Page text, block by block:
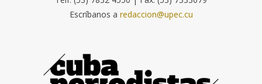
Escríbanos a redaccion@upec.cu